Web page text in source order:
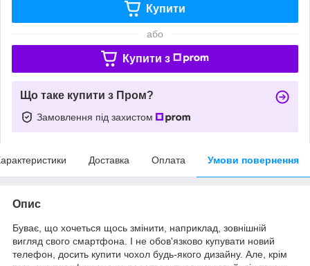
Купити
або
Купити з
Що таке купити з Пром?
Замовлення під захистом
Доставка Оплата Умови повернення
Опис
Буває, що хочеться щось змінити, наприклад, зовнішній
вигляд свого смартфона. І не обов'язково купувати новий
телефон, досить купити чохол будь-якого дизайну. Але, крім